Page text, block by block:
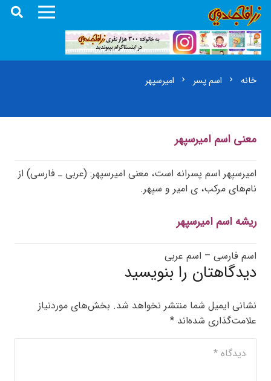
خانه chevron_right اسم پسر chevron_right امیرسپهر
معنی اسم امیرسپهر
امیرسپهر اسم پسرانه است، معنی امیرسپهر: (عربی ـ فارسی) از
نام‌های مرکب، ی امیر و سپهر.
ریشه اسم امیرسپهر
اسم فارسی – اسم عربی
دیدگاهتان را بنویسید
نشانی ایمیل شما منتشر نخواهد شد. بخش‌های موردنیاز
علامت‌گذاری شده‌اند *